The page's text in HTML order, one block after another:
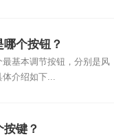
个按钮？
基本调节按钮，分别是风
介绍如下...
键？